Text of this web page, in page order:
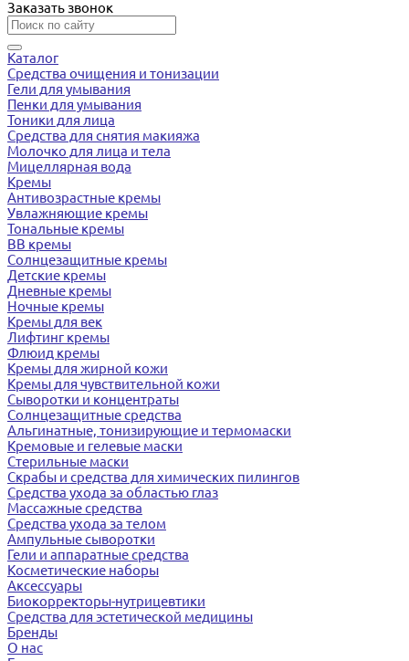
Заказать звонок
Каталог
Средства очищения и тонизации
Гели для умывания
Пенки для умывания
Тоники для лица
Средства для снятия макияжа
Молочко для лица и тела
Мицеллярная вода
Кремы
Антивозрастные кремы
Увлажняющие кремы
Тональные кремы
BB кремы
Солнцезащитные кремы
Детские кремы
Дневные кремы
Ночные кремы
Кремы для век
Лифтинг кремы
Флюид кремы
Кремы для жирной кожи
Кремы для чувствительной кожи
Сыворотки и концентраты
Солнцезащитные средства
Альгинатные, тонизирующие и термомаски
Кремовые и гелевые маски
Стерильные маски
Скрабы и средства для химических пилингов
Средства ухода за областью глаз
Массажные средства
Средства ухода за телом
Ампульные сыворотки
Гели и аппаратные средства
Косметические наборы
Аксессуары
Биокорректоры-нутрицевтики
Средства для эстетической медицины
Бренды
О нас